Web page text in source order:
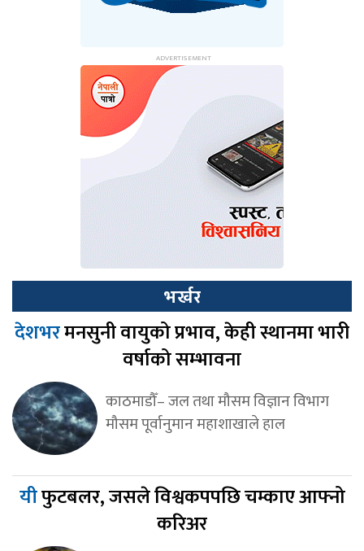
भर्खर
देशभरमनसुनी वायुको प्रभाव, केही स्थानमा भारी
वर्षाको सम्भावना
काठमाडौँ– जल तथा मौसम विज्ञान विभाग
मौसम पूर्वानुमान महाशाखाले हाल
यीफुटबलर, जसले विश्वकपपछि चम्काए आफ्नो
करिअर